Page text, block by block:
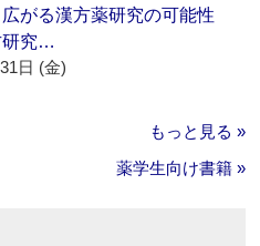
広がる漢方薬研究の可能性
研究…
日 (金)
もっと見る »
薬学生向け書籍 »